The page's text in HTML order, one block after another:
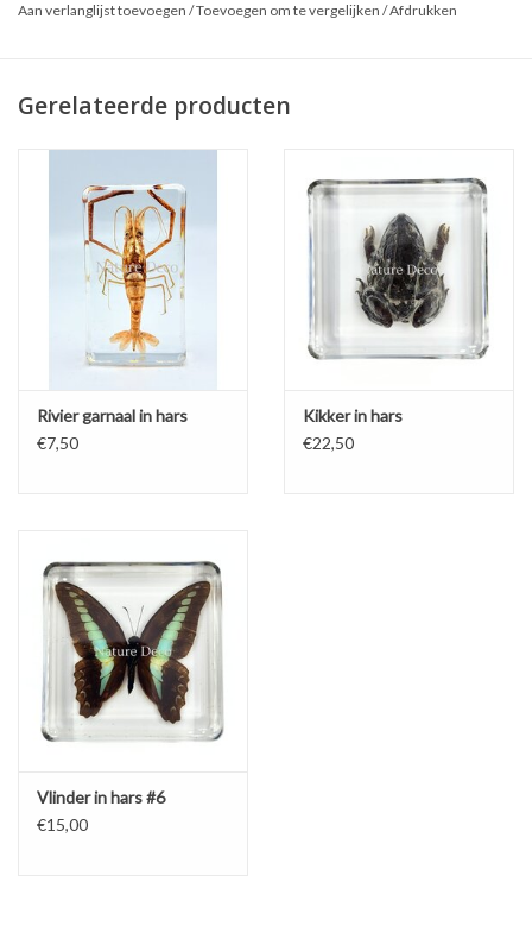
Aan verlanglijst toevoegen /Toevoegen om te vergelijken /Afdrukken
Gerelateerde producten
Rivier garnaal in hars
€7,50
Kikker in hars
€22,50
Vlinder in hars #6
€15,00